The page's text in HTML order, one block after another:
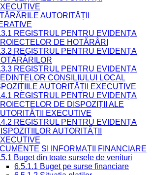
AUTORITĂȚII
REGISTRUL PENTRU EVIDENȚA
DE HOTĂRÂRI
REGISTRUL PENTRU EVIDENȚA
REGISTRUL PENTRU EVIDENȚA
CONSILIULUI LOCAL
AUTORITĂȚII EXECUTIVE
REGISTRUL PENTRU EVIDENȚA
DE DISPOZIȚII ALE
EXECUTIVE
REGISTRUL PENTRU EVIDENȚA
AUTORITĂȚII
ȘI INFORMAȚII FINANCIARE
Buget din toate sursele de venituri
6.5.1.1 Buget pe surse financiare